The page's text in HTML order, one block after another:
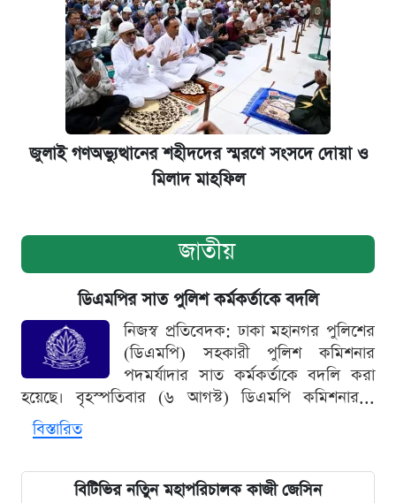
জুলাই গণঅভ্যুত্থানের শহীদদের স্মরণে সংসদে দোয়া ও
মিলাদ মাহফিল
জাতীয়
ডিএমপির সাত পুলিশ কর্মকর্তাকে বদলি
নিজস্ব প্রতিবেদক: ঢাকা মহানগর পুলিশের
(ডিএমপি) সহকারী পুলিশ কমিশনার
পদমর্যাদার সাত কর্মকর্তাকে বদলি করা
হয়েছে। বৃহস্পতিবার (৬ আগস্ট) ডিএমপি কমিশনার...
বিস্তারিত
বিটিভির নতিুন মহাপরিচালক কাজী জেসিন